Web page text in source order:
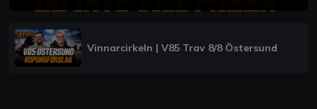
Vinnarcirkeln | V85 Trav 8/8 Östersund